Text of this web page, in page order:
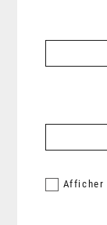
Afficher